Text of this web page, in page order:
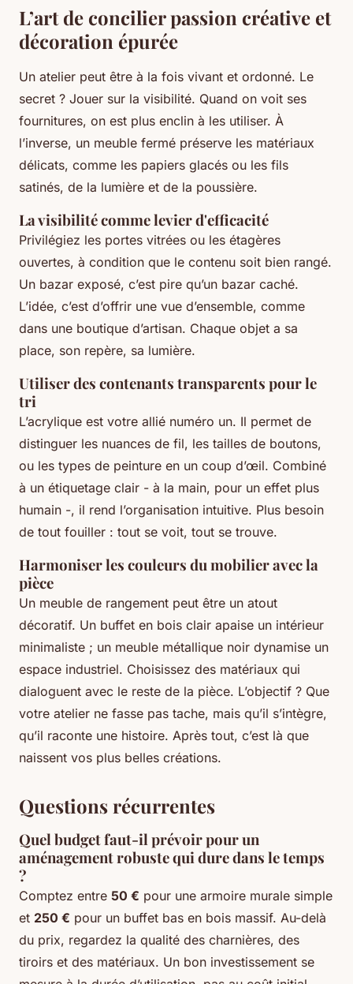
L’art de concilier passion créative et
décoration épurée
Un atelier peut être à la fois vivant et ordonné. Le
secret ? Jouer sur la visibilité. Quand on voit ses
fournitures, on est plus enclin à les utiliser. À
l’inverse, un meuble fermé préserve les matériaux
délicats, comme les papiers glacés ou les fils
satinés, de la lumière et de la poussière.
La visibilité comme levier d'efficacité
Privilégiez les portes vitrées ou les étagères
ouvertes, à condition que le contenu soit bien rangé.
Un bazar exposé, c’est pire qu’un bazar caché.
L’idée, c’est d’offrir une vue d’ensemble, comme
dans une boutique d’artisan. Chaque objet a sa
place, son repère, sa lumière.
Utiliser des contenants transparents pour le
tri
L’acrylique est votre allié numéro un. Il permet de
distinguer les nuances de fil, les tailles de boutons,
ou les types de peinture en un coup d’œil. Combiné
à un étiquetage clair - à la main, pour un effet plus
humain -, il rend l’organisation intuitive. Plus besoin
de tout fouiller : tout se voit, tout se trouve.
Harmoniser les couleurs du mobilier avec la
pièce
Un meuble de rangement peut être un atout
décoratif. Un buffet en bois clair apaise un intérieur
minimaliste ; un meuble métallique noir dynamise un
espace industriel. Choisissez des matériaux qui
dialoguent avec le reste de la pièce. L’objectif ? Que
votre atelier ne fasse pas tache, mais qu’il s’intègre,
qu’il raconte une histoire. Après tout, c’est là que
naissent vos plus belles créations.
Questions récurrentes
Quel budget faut-il prévoir pour un
aménagement robuste qui dure dans le temps
?
Comptez entre 50 € pour une armoire murale simple
et 250 € pour un buffet bas en bois massif. Au-delà
du prix, regardez la qualité des charnières, des
tiroirs et des matériaux. Un bon investissement se